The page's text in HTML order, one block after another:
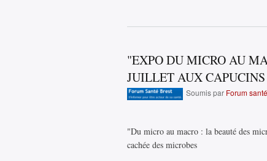
"EXPO DU MICRO AU
JUILLET AUX CAPUCINS
Soumis par Forum
"Du micro au macro : la beauté des
cachée des microbes